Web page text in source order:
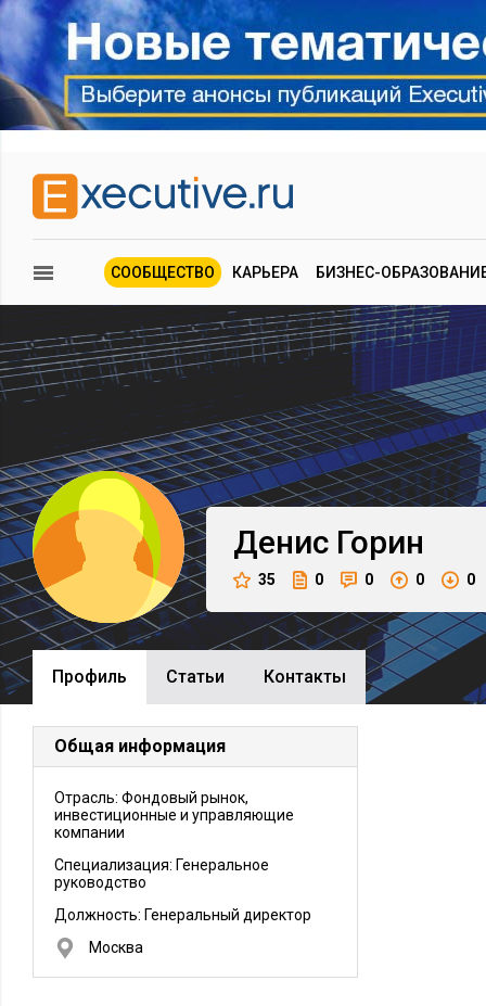
СООБЩЕСТВО КАРЬЕРА БИЗНЕС-
Денис Горин
35 0 0 0 0
Профиль Cтатьи Контакты
Общая информация
Отрасль: Фондовый рынок,
инвестиционные и управляющие
компании
Специализация: Генеральное
руководство
Должность: Генеральный директор
Москва